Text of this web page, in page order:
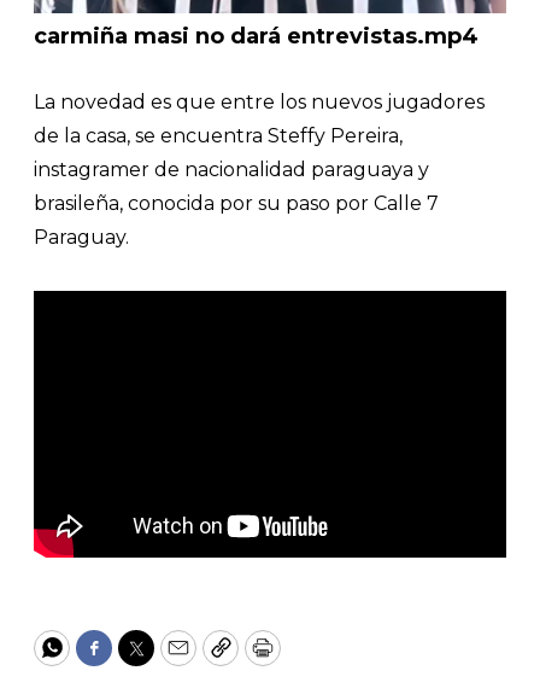
carmiña masi no dará entrevistas.mp4
La novedad es que entre los nuevos jugadores
de la casa, se encuentra Steffy Pereira,
instagramer de nacionalidad paraguaya y
brasileña, conocida por su paso por Calle 7
Paraguay.
WhatsApp
Facebook
Twitter
EmailCopyPrint